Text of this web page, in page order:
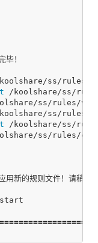
ss/rules/
/koolshare/ss/
ss/rules/
ss/
/koolshare/ss/
ss/rules/
新的规则文件！请稍后